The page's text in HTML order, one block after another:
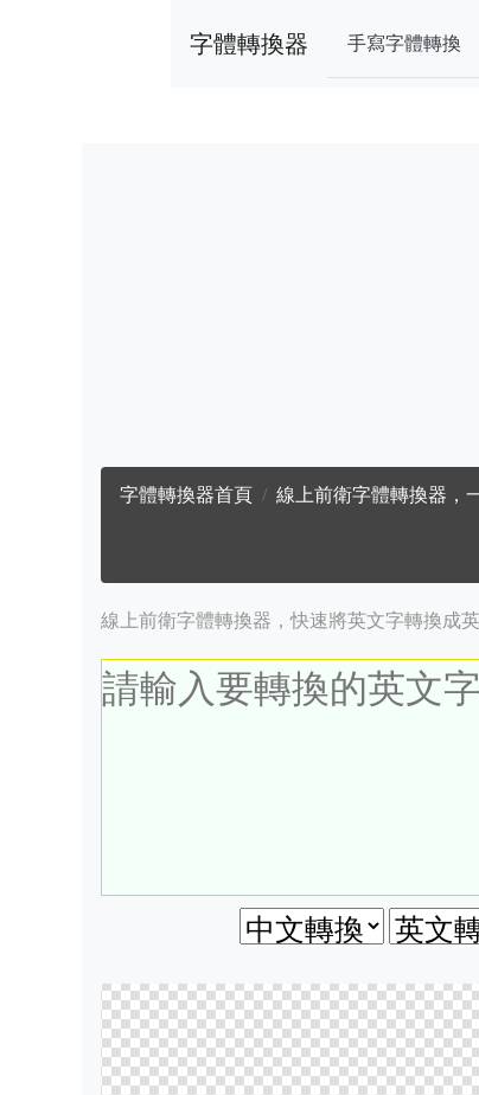
字體轉換器 手寫字體轉換
字體轉換器首頁 線上前衛字體轉換器，
線上前衛字體轉換器，快速將英文字轉換成